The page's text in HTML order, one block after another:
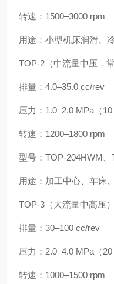
转速：1500–3000 rpm
用途：小型机床润滑、
TOP‑2（中流量中压，常
排量：4.0–35.0 cc/rev
压力：1.0–2.0 MPa（
转速：1200–1800 rpm
型号：TOP‑204HWM
用途：加工中心、车床
TOP‑3（大流量中高压）
排量：30–100 cc/rev
压力：2.0–4.0 MPa（
转速：1000–1500 rpm